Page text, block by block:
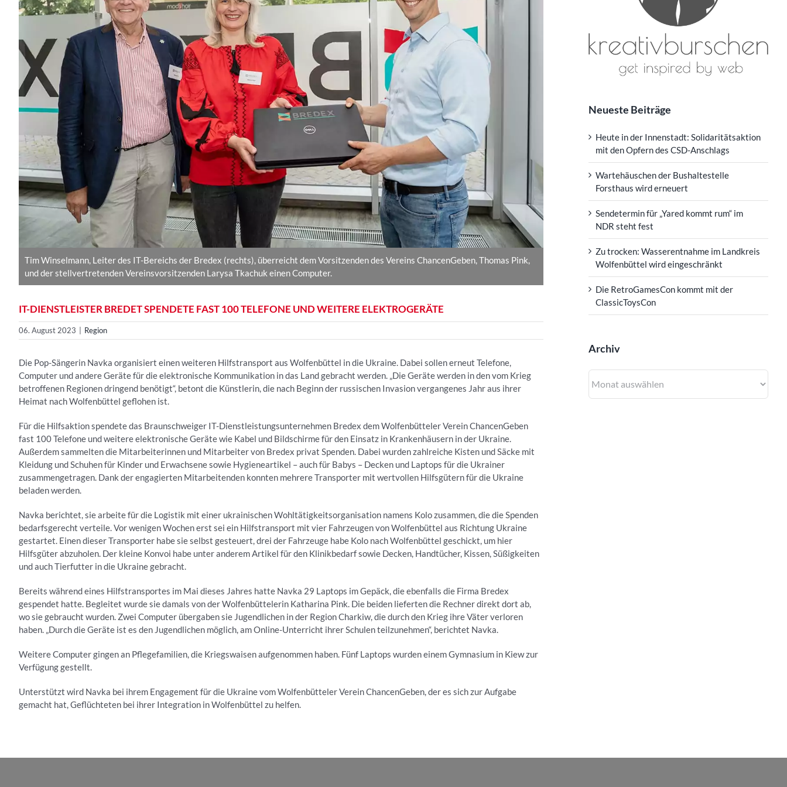
Tim Winselmann, Leiter des IT-Bereichs der Bredex (rechts), überreicht dem Vorsitzenden des Vereins ChancenGeben, Thomas Pink,
und der stellvertretenden Vereinsvorsitzenden Larysa Tkachuk einen Computer.
IT-DIENSTLEISTER BREDET SPENDETE FAST 100 TELEFONE UND WEITERE ELEKTROGERÄTE
06. August 2023 Region
Die Pop-Sängerin Navka organisiert einen weiteren Hilfstransport aus Wolfenbüttel in die Ukraine. Dabei sollen erneut Telefone,
Computer und andere Geräte für die elektronische Kommunikation in das Land gebracht werden. „Die Geräte werden in den vom Krieg
betroffenen Regionen dringend benötigt“, betont die Künstlerin, die nach Beginn der russischen Invasion vergangenes Jahr aus ihrer
Heimat nach Wolfenbüttel geflohen ist.
Für die Hilfsaktion spendete das Braunschweiger IT-Dienstleistungsunternehmen Bredex dem Wolfenbütteler Verein ChancenGeben
fast 100 Telefone und weitere elektronische Geräte wie Kabel und Bildschirme für den Einsatz in Krankenhäusern in der Ukraine.
Außerdem sammelten die Mitarbeiterinnen und Mitarbeiter von Bredex privat Spenden. Dabei wurden zahlreiche Kisten und Säcke mit
Kleidung und Schuhen für Kinder und Erwachsene sowie Hygieneartikel – auch für Babys – Decken und Laptops für die Ukrainer
zusammengetragen. Dank der engagierten Mitarbeitenden konnten mehrere Transporter mit wertvollen Hilfsgütern für die Ukraine
beladen werden.
Navka berichtet, sie arbeite für die Logistik mit einer ukrainischen Wohltätigkeitsorganisation namens Kolo zusammen, die die Spenden
bedarfsgerecht verteile. Vor wenigen Wochen erst sei ein Hilfstransport mit vier Fahrzeugen von Wolfenbüttel aus Richtung Ukraine
gestartet. Einen dieser Transporter habe sie selbst gesteuert, drei der Fahrzeuge habe Kolo nach Wolfenbüttel geschickt, um hier
Hilfsgüter abzuholen. Der kleine Konvoi habe unter anderem Artikel für den Klinikbedarf sowie Decken, Handtücher, Kissen, Süßigkeiten
und auch Tierfutter in die Ukraine gebracht.
Bereits während eines Hilfstransportes im Mai dieses Jahres hatte Navka 29 Laptops im Gepäck, die ebenfalls die Firma Bredex
gespendet hatte. Begleitet wurde sie damals von der Wolfenbüttelerin Katharina Pink. Die beiden lieferten die Rechner direkt dort ab,
wo sie gebraucht wurden. Zwei Computer übergaben sie Jugendlichen in der Region Charkiw, die durch den Krieg ihre Väter verloren
haben. „Durch die Geräte ist es den Jugendlichen möglich, am Online-Unterricht ihrer Schulen teilzunehmen“, berichtet Navka.
Weitere Computer gingen an Pflegefamilien, die Kriegswaisen aufgenommen haben. Fünf Laptops wurden einem Gymnasium in Kiew zur
Verfügung gestellt.
Unterstützt wird Navka bei ihrem Engagement für die Ukraine vom Wolfenbütteler Verein ChancenGeben, der es sich zur Aufgabe
gemacht hat, Geflüchteten bei ihrer Integration in Wolfenbüttel zu helfen.
Neueste Beiträge
Heute in der Innenstadt: Solidaritätsaktion
mit den Opfern des CSD-Anschlags
Wartehäuschen der Bushaltestelle
Forsthaus wird erneuert
Sendetermin für „Yared kommt rum“ im
NDR steht fest
Zu trocken: Wasserentnahme im Landkreis
Wolfenbüttel wird eingeschränkt
Die RetroGamesCon kommt mit der
ClassicToysCon
Archiv